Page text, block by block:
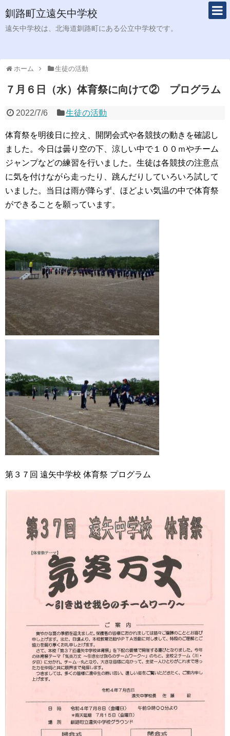
釧路町立遠矢中学校
遠矢中学校は、北海道釧路町にある公立中学校です。
ホーム 生徒の活動
７月６日（水）体育祭に向けて② プログラム
2022/7/6 生徒の活動
体育祭を明後日に控え、開閉会式や各競技の動きを確認し
ました。今日は曇り空の下、涼しい中で１００ｍやチーム
ジャンプなどの練習を行いました。生徒は各競技の注意点
に気を付けながら走ったり、跳んだりしていろいろ試して
いました。当日は雨が降らず、ほどよい気温の中で体育祭
ができることを願っています。
第３７回 遠矢中学校 体育祭 プログラム